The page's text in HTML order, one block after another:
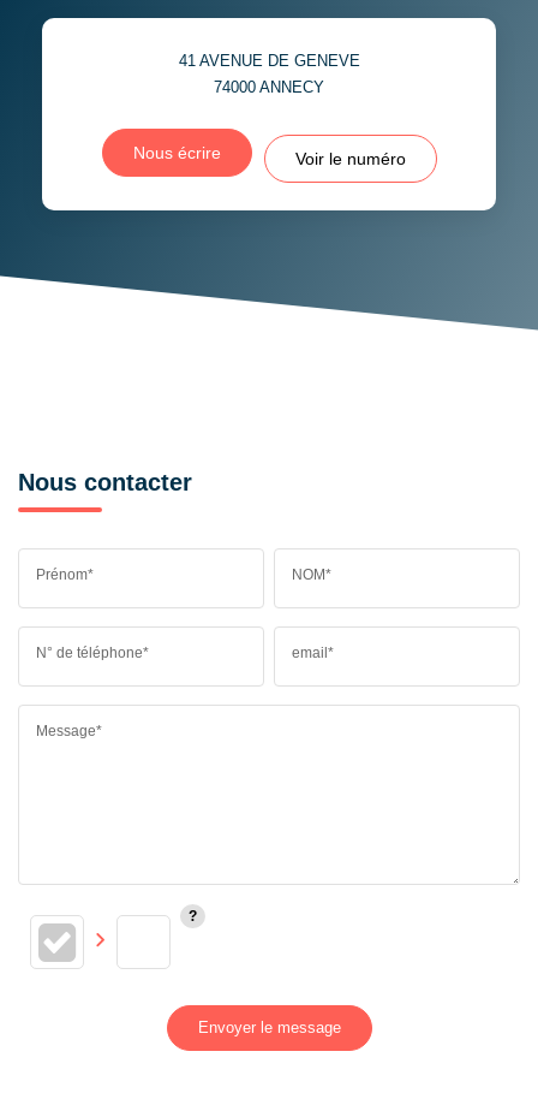
DISTANCE DE L'AÉROPORT :
ECOLES ET CRÈCHES
RESTAURANTS ET CAFÉS COMMERCES
MÉDECINS
41 AVENUE DE GENEVE
74000 ANNECY
Nous écrire Voir le numéro
Nous contacter
Prénom* NOM*
N° de téléphone* email*
Message*
Envoyer le message